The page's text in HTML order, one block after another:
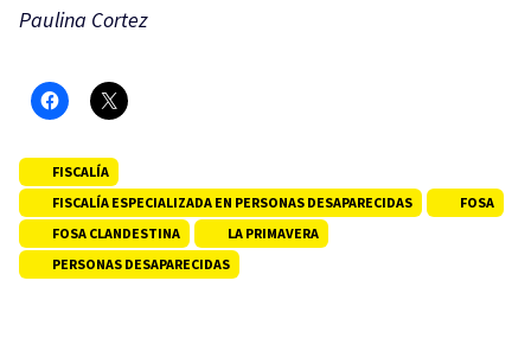
Paulina Cortez
FISCALÍA
FISCALÍA ESPECIALIZADA EN PERSONAS DESAPARECIDAS
FOSA
FOSA CLANDESTINA
LA PRIMAVERA
PERSONAS DESAPARECIDAS